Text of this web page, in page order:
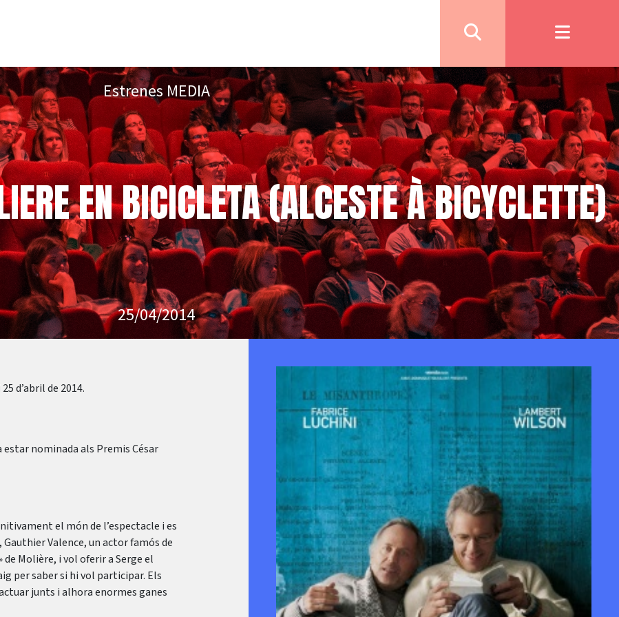
Estrenes MEDIA
EN BICICLETA (ALCESTE À BICYCLETTE)
25/04/2014
d’abril de 2014.
estar nominada als Premis César
el món de l’espectacle i es
Valence, un actor famós de
Molière, i vol oferir a Serge el
per saber si hi vol participar. Els
junts i alhora enormes ganes